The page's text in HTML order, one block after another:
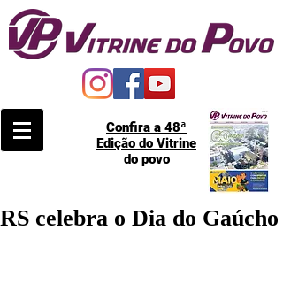
Confira a 48ª
Edição do Vitrine
do povo
RS celebra o Dia do Gaúcho